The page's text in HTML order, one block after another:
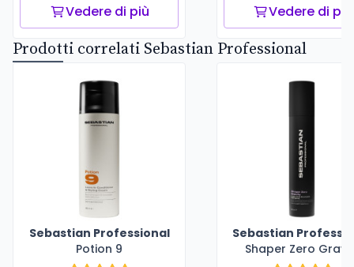
Vedere di più Vedere di più
Prodotti correlati Sebastian Professional
Sebastian Professional
Potion 9
Sebastian
Shaper Zero